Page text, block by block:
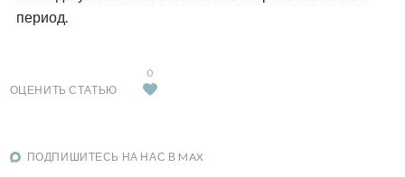
период.
ОЦЕНИТЬ СТАТЬЮ
0
ПОДПИШИТЕСЬ НА НАС В MAX